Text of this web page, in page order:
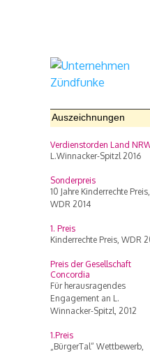
Auszeichnungen
Verdienstorden Land
L.Winnacker-Spitzl 2016
Sonderpreis
10 Jahre Kinderrechte Preis,
WDR 2014
1. Preis
Kinderrechte Preis, WDR
Preis der Gesellschaft
Concordia
Für herausragendes
Engagement an L.
Winnacker-Spitzl, 2012
1.Preis
„BürgerTal“ Wettbewerb,